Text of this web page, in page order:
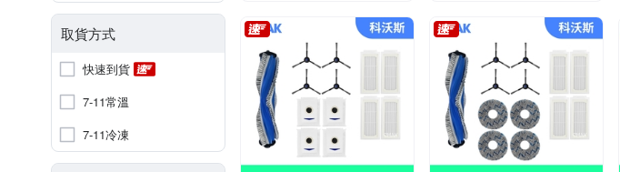
取貨方式
快速到貨
7-11常溫
7-11冷凍